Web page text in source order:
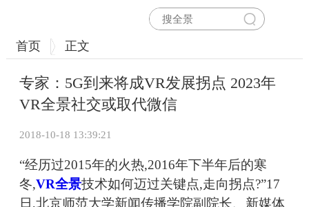
首页 正文
专家：5G到来将成VR发展拐点 2023年
VR全景社交或取代微信
2018-10-18 13:39:21
“经历过2015年的火热,2016年下半年后的寒
冬,VR全景技术如何迈过关键点,走向拐点?”17
日,北京师范大学新闻传播学院副院长、新媒体